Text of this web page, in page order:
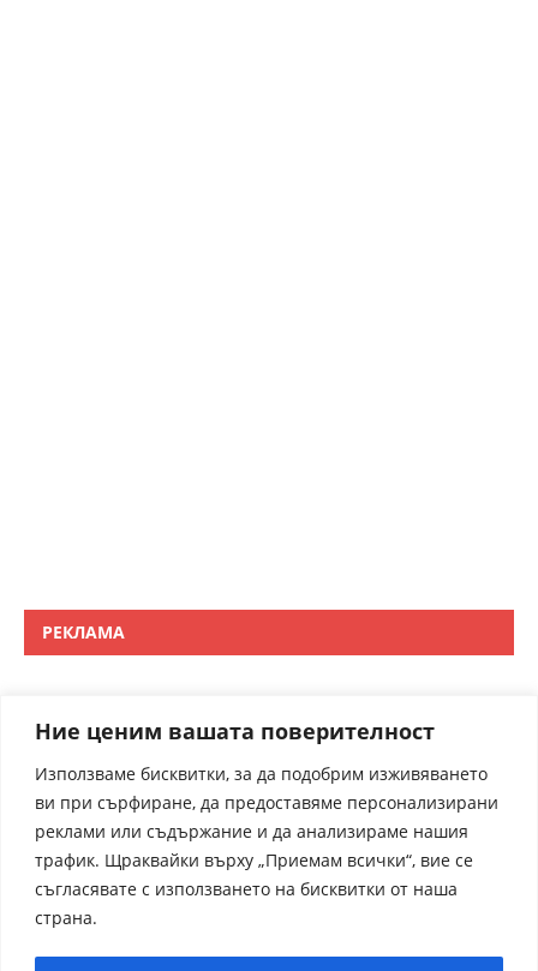
Ние ценим вашата поверителност
Използваме бисквитки, за да подобрим изживяването
ви при сърфиране, да предоставяме персонализирани
реклами или съдържание и да анализираме нашия
трафик. Щраквайки върху „Приемам всички“, вие се
съгласявате с използването на бисквитки от наша
страна.
РЕКЛАМА